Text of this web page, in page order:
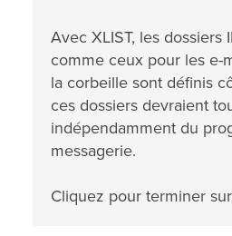
Avec XLIST, les dossiers
comme ceux pour les e-
la corbeille sont définis
ces dossiers devraient
indépendamment du
messagerie.
Cliquez pour terminer sur